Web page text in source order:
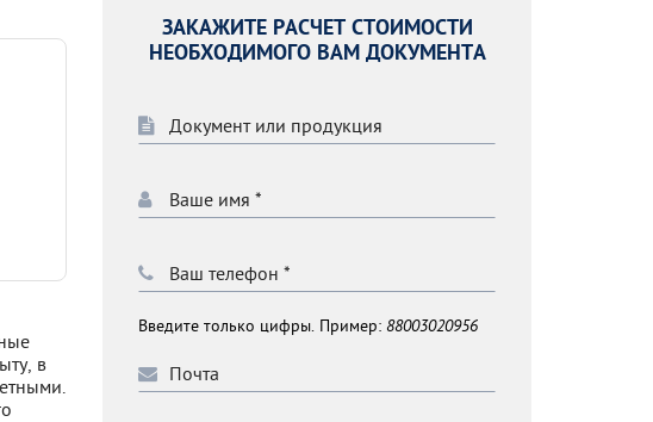
в
ЗАКАЖИТЕ РАСЧЕТ СТОИМОСТИ
НЕОБХОДИМОГО ВАМ ДОКУМЕНТА
Введите только цифры. Пример: 88003020956